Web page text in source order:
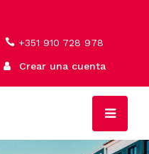
+351 910 728 978
Crear una cuenta